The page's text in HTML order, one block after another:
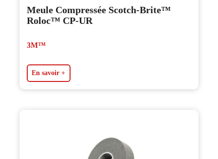
Meule Compressée Scotch-Brite™
Roloc™ CP-UR
3M™
En savoir +